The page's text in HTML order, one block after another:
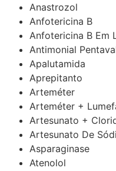
Anastrozol
Anfotericina B
Anfotericina B Em
Antimonial
Apalutamida
Aprepitanto
Arteméter
Arteméter +
Artesunato +
Artesunato De
Asparaginase
Atenolol